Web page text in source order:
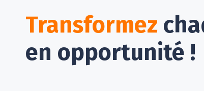
Transformez
en opportunité !